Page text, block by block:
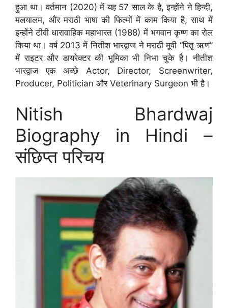
हुआ था। वर्तमान (2020) में यह 57 साल के है, इन्होंने ने हिन्दी,
मलयालम, और मराठी भाषा की फिल्मों में काम किया है, साथ में
इन्होंने टीवी धारावाहिक महाभारत (1988) में भगवान कृष्ण का रोल
किया था। वर्ष 2013 में नितीश भारद्वाज ने मराठी मूवी “पितृ ऋण”
में राइटर और डायरेक्टर की भूमिका भी निभा चुके है। नीतीश
भारद्वाज एक अच्छे Actor, Director, Screenwriter,
Producer, Politician और Veterinary Surgeon भी है।
Nitish Bhardwaj
Biography in Hindi –
संछिप्त परिचय